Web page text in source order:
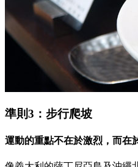
準則3：步行爬坡
運動的重點不在於激烈，而在